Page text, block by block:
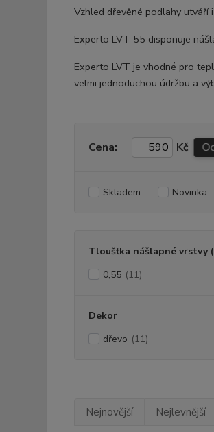
Vzhled dřevěné podlahy
Experto LVT 55 disponuje
Experto LVT je vhodné pro
velmi jednoduchou údržbu a
Cena: Kč
Skladem Novinka
Tloušťka nášlapné vrstvy
0,55 (11)
Dekor
dřevo (11)
Nejnovější Nejlevnější